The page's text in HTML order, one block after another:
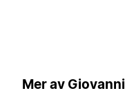
Mer av